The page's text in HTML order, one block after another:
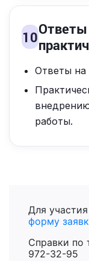
10Ответы
Ответы на
работы.
Для
форму
Справки по
972-32-95